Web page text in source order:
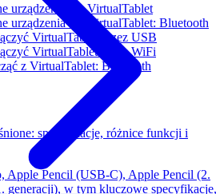
urządzenia dla VirtualTablet
urządzenia dla VirtualTablet: Bluetooth
VirtualTablet przez USB
VirtualTablet przez WiFi
z VirtualTablet: Bluetooth
specyfikacje, różnice funkcji i
Apple Pencil (USB-C), Apple Pencil (2.
generacji), w tym kluczowe specyfikacje,